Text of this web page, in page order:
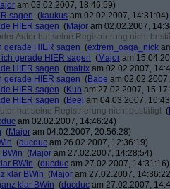
am 03.02.2007, 18:46:59)
sagen (kaukus am 02.02.2007, 14:31:04)
HIER sagen (Major am 02.02.2007,
Autor hat seine Registrierung nicht
gerade HIER sagen (extrem_oaga_nick
gerade HIER sagen (Major am
HIER sagen (matrix am 02.02.2007,
gerade HIER sagen (Babe am
HIER sagen (Kub am 27.02.2007,
HIER sagen (Beel am 04.03.2007,
hat seine Registrierung nicht bestätigt (
am 02.02.2007, 14:46:24)
(Major am 04.02.2007, 20:56:28)
(ducduc am 26.02.2007, 12:36:19)
BWin (Major am 27.02.2007, 14:28:54)
BWin (ducduc am 27.02.2007, 14:31:16)
klar BWin (Major am 27.02.2007,
klar BWin (ducduc am 27.02.2007,